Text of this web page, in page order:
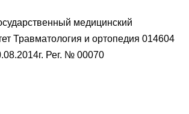
медицинский
Травматология и ортопедия 014604
Рег. № 00070